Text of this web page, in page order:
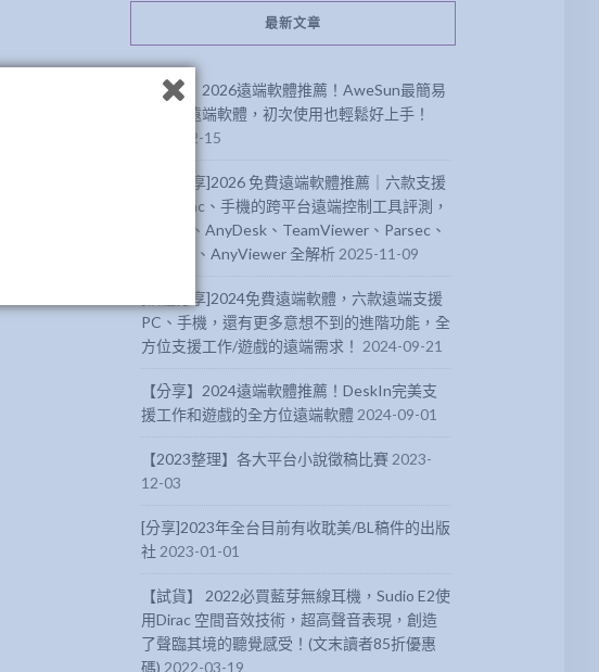
最新文章
【分享】2026遠端軟體推薦！AweSun最簡易
方便的遠端軟體，初次使用也輕鬆好上手！
2026-02-15
[軟體分享]2026 免費遠端軟體推薦｜六款支援
PC、Mac、手機的跨平台遠端控制工具評測，
DeskIn、AnyDesk、TeamViewer、Parsec、
Chrome、AnyViewer 全解析 2025-11-09
[軟體分享]2024免費遠端軟體，六款遠端支援
PC、手機，還有更多意想不到的進階功能，全
方位支援工作/遊戲的遠端需求！ 2024-09-21
【分享】2024遠端軟體推薦！DeskIn完美支
援工作和遊戲的全方位遠端軟體 2024-09-01
【2023整理】各大平台小說徵稿比賽 2023-
12-03
[分享]2023年全台目前有收耽美/BL稿件的出版
社 2023-01-01
【試貨】 2022必買藍芽無線耳機，Sudio E2使
用Dirac 空間音效技術，超高聲音表現，創造
了聲臨其境的聽覺感受！(文末讀者85折優惠
碼) 2022-03-19